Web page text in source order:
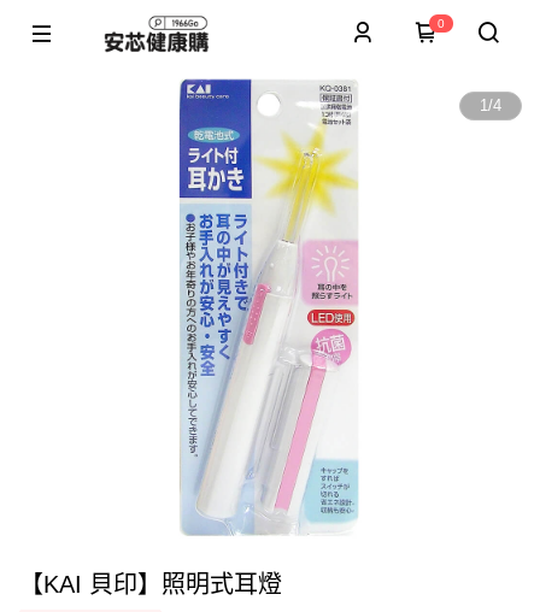
0
1/4
【KAI 貝印】照明式耳燈